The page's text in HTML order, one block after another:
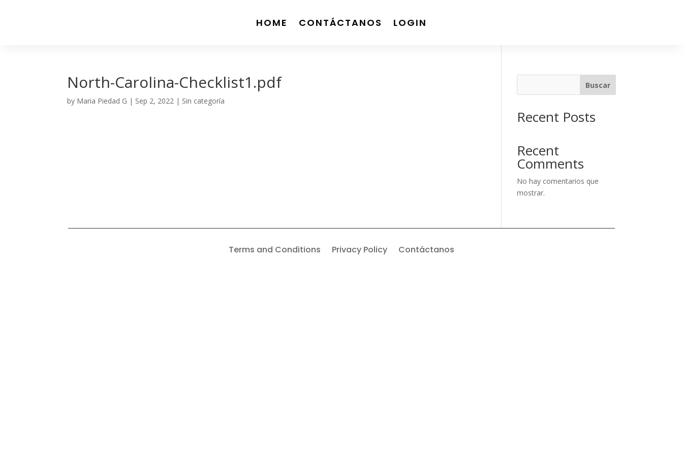
HOME CONTÁCTANOS LOGIN
North-Carolina-Checklist1.pdf
by Maria Piedad G | Sep 2, 2022 | Sin categoría
Buscar
Recent Posts
Recent
Comments
No hay comentarios que
mostrar.
Terms and Conditions Privacy Policy Contáctanos